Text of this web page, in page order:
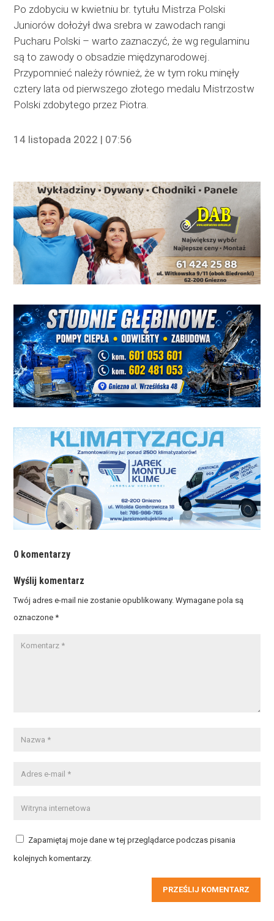
Po zdobyciu w kwietniu br. tytułu Mistrza Polski
Juniorów dołożył dwa srebra w zawodach rangi
Pucharu Polski – warto zaznaczyć, że wg regulaminu
są to zawody o obsadzie międzynarodowej.
Przypomnieć należy również, że w tym roku minęły
cztery lata od pierwszego złotego medalu Mistrzostw
Polski zdobytego przez Piotra.
14 listopada 2022 | 07:56
0 komentarzy
Wyślij komentarz
Twój adres e-mail nie zostanie opublikowany. Wymagane pola są
oznaczone*
Zapamiętaj moje dane w tej przeglądarce podczas pisania
kolejnych komentarzy.
PRZEŚLIJ KOMENTARZ